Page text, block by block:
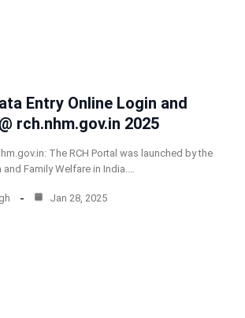
Entry Online Login and
rch.nhm.gov.in 2025
The RCH Portal was launched by the
Family Welfare in India.…
Jan 28, 2025